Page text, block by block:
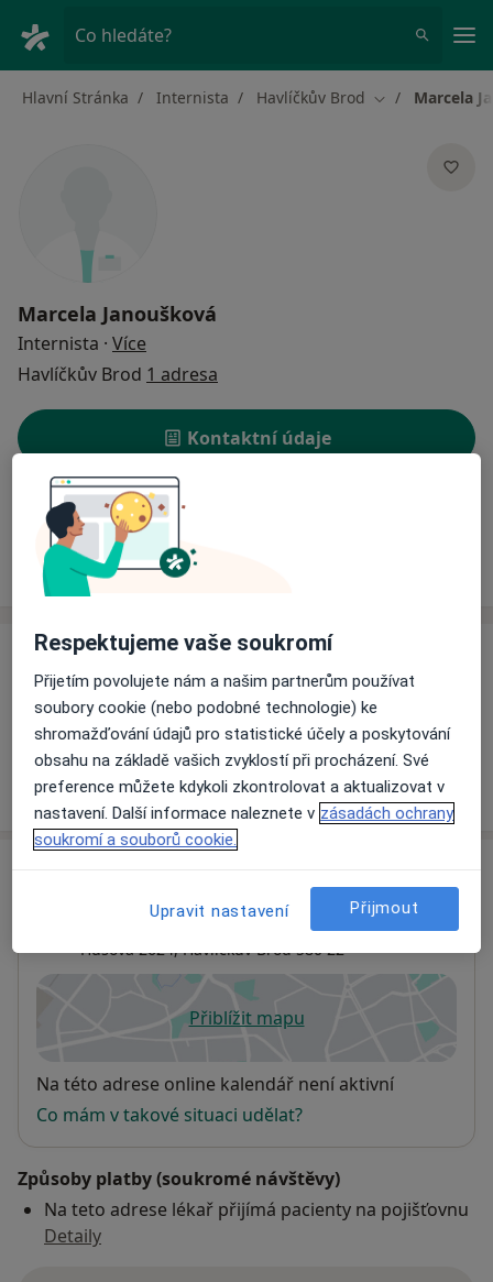
Co hledáte?
Hlavní Stránka Internista Havlíčkův Brod Změna města
Marcela
Marcela Janoušková
Internista · Více
Havlíčkův Brod 1 adresa
Kontaktní údaje
Rezervovat termín
Ceník Adresy
Ceník
Informace o službách a cenách nejsou k dispozici
Tento specialista ještě nepřidával žádné informace o
svých službách.
Nemocnice Havlíčkův Brod
Husova 2624, Havlíčkův Brod580 22
Přiblížit mapuse otevře v nové záložce
Dostupnost
Na této adrese online kalendář není aktivní
Co mám v takové situaci udělat?
Způsoby platby (soukromé návštěvy)
Na teto adrese lékař přijímá pacienty na pojišťovnu
Detaily
Respektujeme vaše soukromí
Přijetím povolujete nám a našim partnerům používat
soubory cookie (nebo podobné technologie) ke
shromažďování údajů pro statistické účely a poskytování
obsahu na základě vašich zvyklostí při procházení. Své
preference můžete kdykoli zkontrolovat a aktualizovat v
nastavení. Další informace naleznete v zásadách ochrany
soukromí a souborů cookie.
Upravit nastavení Přijmout